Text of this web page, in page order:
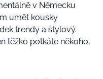
v Německu
umět kousky
trendy a stylový.
těžko potkáte někoho,